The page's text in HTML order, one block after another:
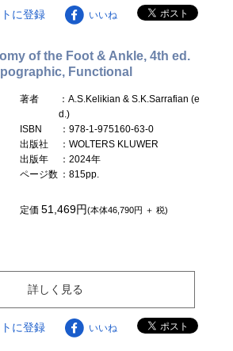
に登録 いいね
of the Foot & Ankle, 4th ed.
Functional
著者
：A.S.Kelikian & S.K.Sarrafian (e
d.)
ISBN
：978-1-975160-63-0
出版社
：WOLTERS KLUWER
出版年
：2024年
ページ数 ：815pp.
定価51,469円(本体46,790円 ＋ 税)
詳しく見る
に登録 いいね